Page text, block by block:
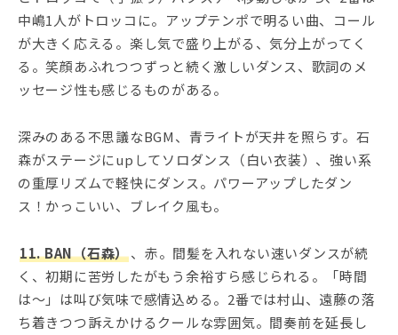
中嶋1人がトロッコに。アップテンポで明るい曲、コール
が大きく応える。楽し気で盛り上がる、気分上がってく
る。笑顔あふれつつずっと続く激しいダンス、歌詞のメ
ッセージ性も感じるものがある。
深みのある不思議なBGM、青ライトが天井を照らす。石
森がステージにupしてソロダンス（白い衣装）、強い系
の重厚リズムで軽快にダンス。パワーアップしたダン
ス！かっこいい、ブレイク風も。
11. BAN（石森）、赤。間髪を入れない速いダンスが続
く、初期に苦労したがもう余裕すら感じられる。「時間
は～」は叫び気味で感情込める。2番では村山、遠藤の落
ち着きつつ訴えかけるクールな雰囲気。間奏前を延長し